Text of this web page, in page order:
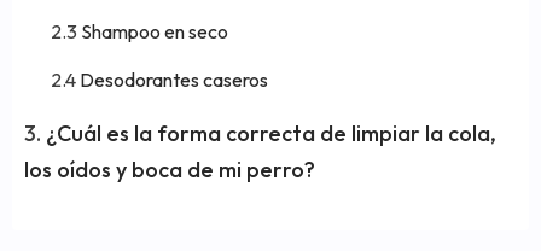
Shampoo en seco
Desodorantes caseros
¿Cuál es la forma correcta de limpiar la cola,
los oídos y boca de mi perro?